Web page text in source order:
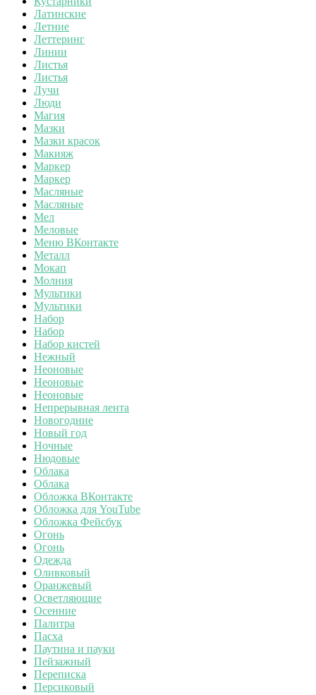
Латинские
Летние
Леттеринг
Линии
Листья
Листья
Лучи
Люди
Магия
Мазки
Мазки красок
Макияж
Маркер
Маркер
Масляные
Масляные
Мел
Меловые
Меню ВКонтакте
Металл
Мокап
Молния
Мультики
Мультики
Набор
Набор
Набор кистей
Нежный
Неоновые
Неоновые
Неоновые
Непрерывная лента
Новогодние
Новый год
Ночные
Нюдовые
Облака
Облака
Обложка ВКонтакте
Обложка для YouTube
Обложка Фейсбук
Огонь
Огонь
Одежда
Оливковый
Оранжевый
Осветляющие
Осенние
Палитра
Пасха
Паутина и пауки
Пейзажный
Переписка
Персиковый